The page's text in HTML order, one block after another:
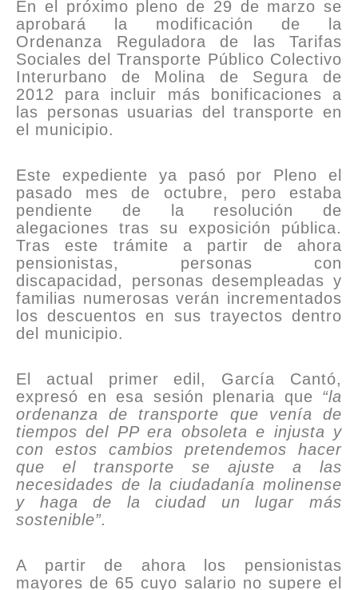
En el próximo pleno de 29 de marzo se
aprobará la modificación de la
Ordenanza Reguladora de las Tarifas
Sociales del Transporte Público Colectivo
Interurbano de Molina de Segura de
2012 para incluir más bonificaciones a
las personas usuarias del transporte en
el municipio.
Este expediente ya pasó por Pleno el
pasado mes de octubre, pero estaba
pendiente de la resolución de
alegaciones tras su exposición pública.
Tras este trámite a partir de ahora
pensionistas, personas con
discapacidad, personas desempleadas y
familias numerosas verán incrementados
los descuentos en sus trayectos dentro
del municipio.
El actual primer edil, García Cantó,
expresó en esa sesión plenaria que “la
ordenanza de transporte que venía de
tiempos del PP era obsoleta e injusta y
con estos cambios pretendemos hacer
que el transporte se ajuste a las
necesidades de la ciudadanía molinense
y haga de la ciudad un lugar más
sostenible”.
A partir de ahora los pensionistas
mayores de 65 cuyo salario no supere el